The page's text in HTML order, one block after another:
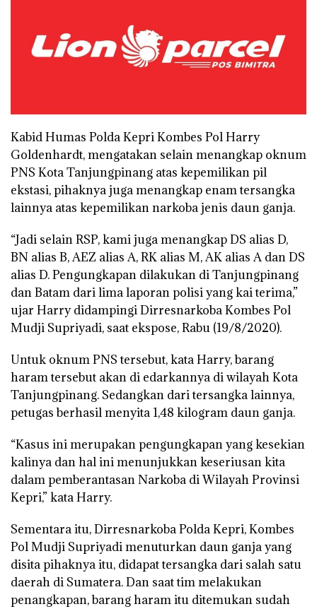
Kabid Humas Polda Kepri Kombes Pol Harry
Goldenhardt, mengatakan selain menangkap oknum
PNS Kota Tanjungpinang atas kepemilikan pil
ekstasi, pihaknya juga menangkap enam tersangka
lainnya atas kepemilikan narkoba jenis daun ganja.
“Jadi selain RSP, kami juga menangkap DS alias D,
BN alias B, AEZ alias A, RK alias M, AK alias A dan DS
alias D. Pengungkapan dilakukan di Tanjungpinang
dan Batam dari lima laporan polisi yang kai terima,”
ujar Harry didampingi Dirresnarkoba Kombes Pol
Mudji Supriyadi, saat ekspose, Rabu (19/8/2020).
Untuk oknum PNS tersebut, kata Harry, barang
haram tersebut akan di edarkannya di wilayah Kota
Tanjungpinang. Sedangkan dari tersangka lainnya,
petugas berhasil menyita 1,48 kilogram daun ganja.
“Kasus ini merupakan pengungkapan yang kesekian
kalinya dan hal ini menunjukkan keseriusan kita
dalam pemberantasan Narkoba di Wilayah Provinsi
Kepri,” kata Harry.
Sementara itu, Dirresnarkoba Polda Kepri, Kombes
Pol Mudji Supriyadi menuturkan daun ganja yang
disita pihaknya itu, didapat tersangka dari salah satu
daerah di Sumatera. Dan saat tim melakukan
penangkapan, barang haram itu ditemukan sudah